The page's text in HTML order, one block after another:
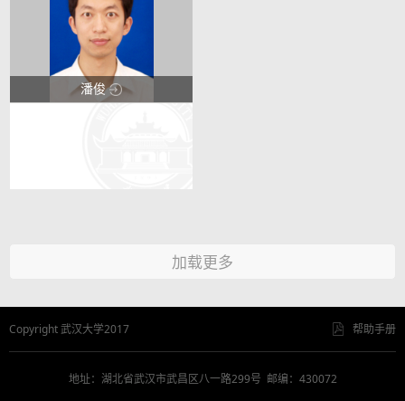
潘俊
加载更多
Copyright 武汉大学2017 帮助手册
地址：湖北省武汉市武昌区八一路299号 邮编：430072